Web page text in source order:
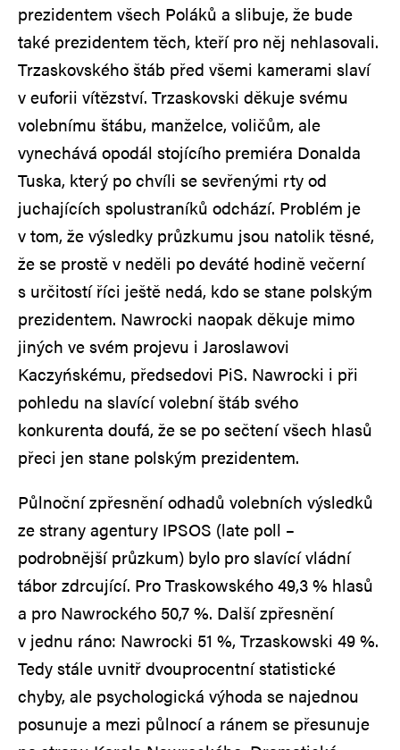
prezidentem všech Poláků a slibuje, že bude
také prezidentem těch, kteří pro něj nehlasovali.
Trzaskovského štáb před všemi kamerami slaví
v euforii vítězství. Trzaskovski děkuje svému
volebnímu štábu, manželce, voličům, ale
vynechává opodál stojícího premiéra Donalda
Tuska, který po chvíli se sevřenými rty od
juchajících spolustraníků odchází. Problém je
v tom, že výsledky průzkumu jsou natolik těsné,
že se prostě v neděli po deváté hodině večerní
s určitostí říci ještě nedá, kdo se stane polským
prezidentem. Nawrocki naopak děkuje mimo
jiných ve svém projevu i Jaroslawovi
Kaczyńskému, předsedovi PiS. Nawrocki i při
pohledu na slavící volební štáb svého
konkurenta doufá, že se po sečtení všech hlasů
přeci jen stane polským prezidentem.
Půlnoční zpřesnění odhadů volebních výsledků
ze strany agentury IPSOS (late poll –
podrobnější průzkum) bylo pro slavící vládní
tábor zdrcující. Pro Traskowského 49,3 % hlasů
a pro Nawrockého 50,7 %. Další zpřesnění
v jednu ráno: Nawrocki 51 %, Trzaskowski 49 %.
Tedy stále uvnitř dvouprocentní statistické
chyby, ale psychologická výhoda se najednou
posunuje a mezi půlnocí a ránem se přesunuje